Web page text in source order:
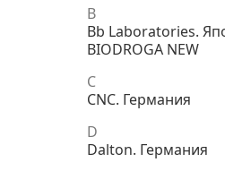
B
Bb Laboratories.
BIODROGA NEW
C
CNC. Германия
D
Dalton. Германия